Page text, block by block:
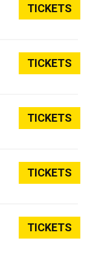
TICKETS
TICKETS
TICKETS
TICKETS
TICKETS